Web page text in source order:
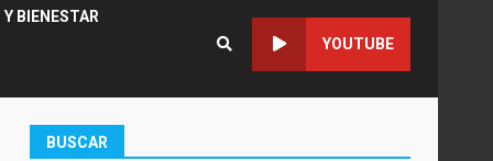
BIENESTAR
YOUTUBE
BUSCAR